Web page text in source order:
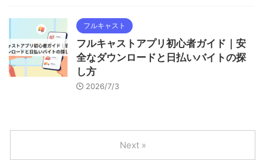
フルキャスト
フルキャストアプリ初心者ガイド｜安
全なダウンロードと日払いバイトの探
し方
2026/7/3
Next »